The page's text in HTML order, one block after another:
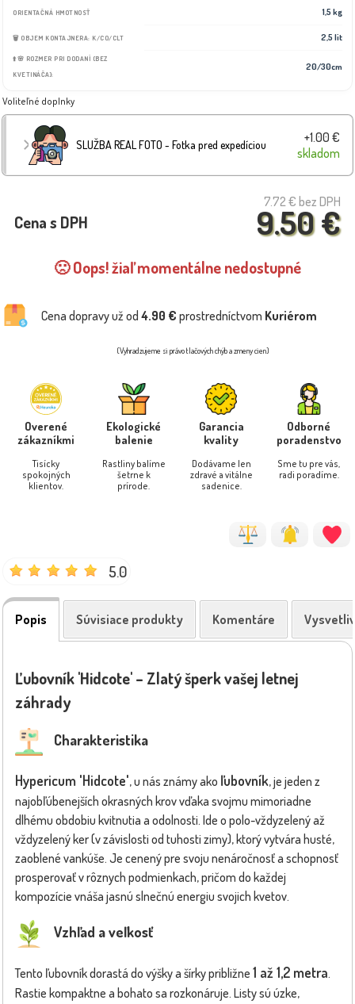
ORIENTAČNÁ HMOTNOSŤ 1,5 kg
🗑️ OBJEM KONTAJNERA: K/CO/CLT 2,5 lit
⬆️🌸 ROZMER PRI DODANÍ (BEZ
KVETINÁČA):
20/30cm
Voliteľné doplnky
SLUŽBA REAL FOTO - Fotka pred expedíciou
+1.00 €
skladom
7.72 € bez DPH
9.50 €
Cena s DPH
🙁 Oops! žiaľ momentálne nedostupné
Cena dopravy už od 4.90 € prostredníctvom Kuriérom
(Vyhradzujeme si právo tlačových chýb a zmeny cien)
Overené
zákazníkmi
Tisícky
spokojných
klientov.
Ekologické
balenie
Rastliny balíme
šetrne k
prírode.
Garancia
kvality
Dodávame len
zdravé a vitálne
sadenice.
Odborné
poradenstvo
Sme tu pre vás,
radi poradíme.
5.0
Popis Súvisiace produkty Komentáre
Ľubovník 'Hidcote' – Zlatý šperk vašej letnej
záhrady
Charakteristika
Hypericum 'Hidcote', u nás známy ako ľubovník, je jeden z
najobľúbenejších okrasných krov vďaka svojmu mimoriadne
dlhému obdobiu kvitnutia a odolnosti. Ide o polo-vždyzelený až
vždyzelený ker (v závislosti od tuhosti zimy), ktorý vytvára husté,
zaoblené vankúše. Je cenený pre svoju nenáročnosť a schopnosť
prosperovať v rôznych podmienkach, pričom do každej
kompozície vnáša jasnú slnečnú energiu svojich kvetov.
Vzhľad a veľkosť
Tento ľubovník dorastá do výšky a šírky približne 1 až 1,2 metra.
Rastie kompaktne a bohato sa rozkonáruje. Listy sú úzke,